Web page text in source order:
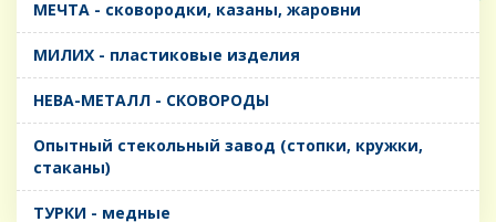
МЕЧТА - сковородки, казаны, жаровни
МИЛИХ - пластиковые изделия
НЕВА-МЕТАЛЛ - СКОВОРОДЫ
Опытный стекольный завод (стопки, кружки,
стаканы)
ТУРКИ - медные